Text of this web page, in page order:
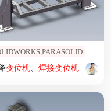
变位机、 焊接变位机